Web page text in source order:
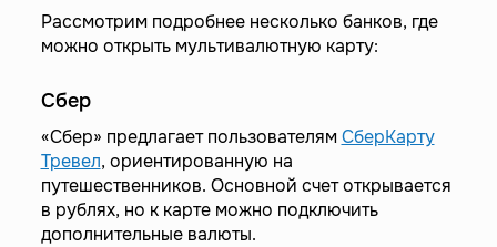
Рассмотрим подробнее несколько банков, где
можно открыть мультивалютную карту:
Сбер
«Сбер» предлагает пользователямСберКарту
Тревел, ориентированную на
путешественников. Основной счет открывается
в рублях, но к карте можно подключить
дополнительные валюты.